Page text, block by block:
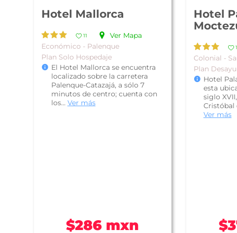
Hotel Mallorca
11
Ver Mapa
Económico - Palenque
Plan Solo Hospedaje
El Hotel Mallorca se encuentra
localizado sobre la carretera
Palenque-Catazajá, a sólo 7
minutos de centro; cuenta con
los... Ver más
$286 mxn
Hotel
Colonial -
Plan
Hotel
esta
siglo
Cristóbal
Ver más